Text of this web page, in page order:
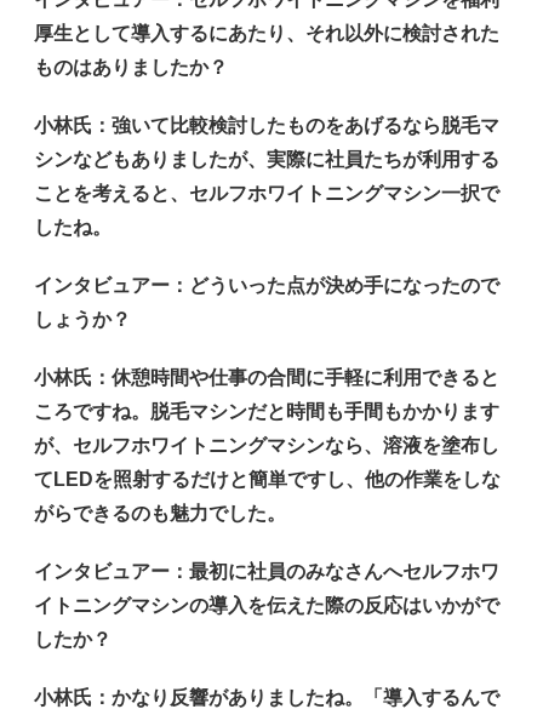
厚生として導入するにあたり、それ以外に検討された
ものはありましたか？
小林氏 ：強いて比較検討したものをあげるなら脱毛マ
シンなどもありましたが、実際に社員たちが利用する
ことを考えると、セルフホワイトニングマシン一択で
したね。
インタビュアー ：どういった点が決め手になったので
しょうか？
小林氏 ：休憩時間や仕事の合間に手軽に利用できると
ころですね。脱毛マシンだと時間も手間もかかります
が、セルフホワイトニングマシンなら、溶液を塗布し
てLEDを照射するだけと簡単ですし、他の作業をしな
がらできるのも魅力でした。
インタビュアー ：最初に社員のみなさんへセルフホワ
イトニングマシンの導入を伝えた際の反応はいかがで
したか？
小林氏 ：かなり反響がありましたね。「導入するんで